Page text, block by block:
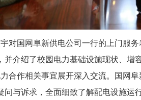
国网阜新供电公司一行的上门服务
并介绍了校园电力基础设施现状、增
作相关事宜展开深入交流。国网阜
问与诉求，全面细致了解配电设施